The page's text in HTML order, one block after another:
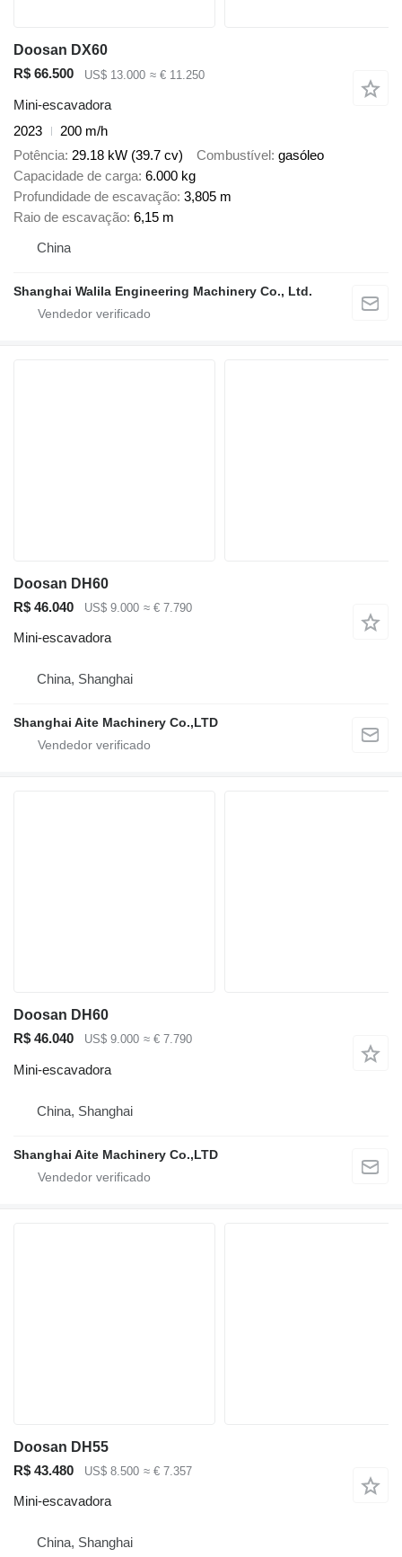
Doosan DX60
R$ 66.500
US$ 13.000 ≈ € 11.250
Mini-escavadora
2023
200 m/h
Potência 29.18 kW (39.7 cv) Combustível gasóleo
Capacidade de carga 6.000 kg
Profundidade de escavação 3,805 m
Raio de escavação 6,15 m
China
Shanghai Walila Engineering Machinery Co., Ltd.
Doosan DH60
R$ 46.040
US$ 9.000 ≈ € 7.790
Mini-escavadora
China, Shanghai
Shanghai Aite Machinery Co.,LTD
Doosan DH60
R$ 46.040
US$ 9.000 ≈ € 7.790
Mini-escavadora
China, Shanghai
Shanghai Aite Machinery Co.,LTD
Doosan DH55
R$ 43.480
US$ 8.500 ≈ € 7.357
Mini-escavadora
China, Shanghai